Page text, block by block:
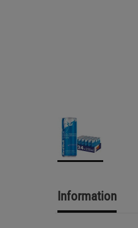
Information